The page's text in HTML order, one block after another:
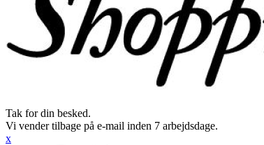
Tak for din besked.
Vi vender tilbage på e-mail inden 7 arbejdsdage.
x